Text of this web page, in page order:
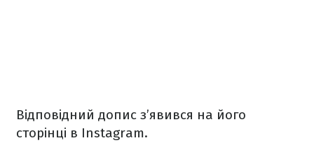
Відповідний допис з’явився на його
сторінці в Instagram.